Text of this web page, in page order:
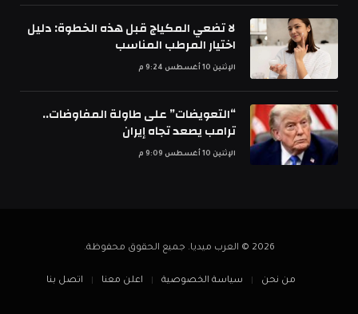
لا تضعي المكياج قبل هذه الخطوة: دليل
اختيار المرطب المناسب
الإثنين 10 أغسطس 9:24 م
“التعويضات” على طاولة المفاوضات..
ترامب يصعد تجاه إيران
الإثنين 10 أغسطس 9:09 م
2026 © العرب ميديا. جميع الحقوق محفوظة.
من نحن سياسة الخصوصية اعلن معنا اتصل بنا